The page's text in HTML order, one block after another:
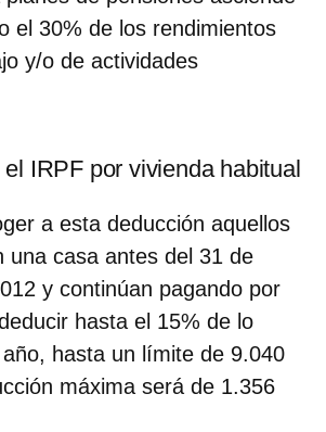
el 30% de los rendimientos
y/o de actividades
IRPF por vivienda habitual
a esta deducción aquellos
una casa antes del 31 de
y continúan pagando por
hasta el 15% de lo
hasta un límite de 9.040
máxima será de 1.356